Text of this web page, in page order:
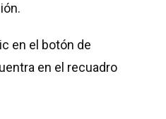
en el botón de
en el recuadro